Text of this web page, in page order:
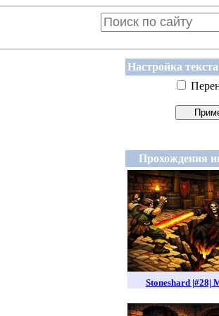
Настройка текста
Прохождения
Stoneshard |#28|